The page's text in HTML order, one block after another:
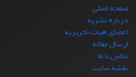
صفحه اصلی
درباره نشریه
اعضای هیات تحریریه
ارسال مقاله
تماس با ما
نقشه سایت